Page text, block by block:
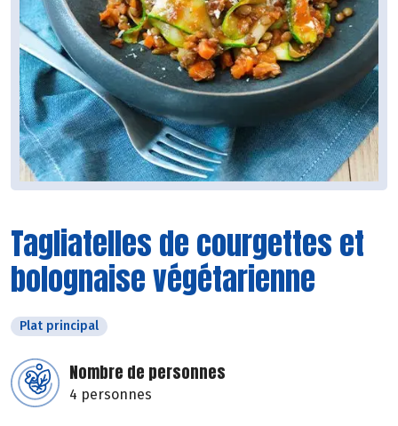
Tagliatelles de courgettes et
bolognaise végétarienne
Plat principal
Nombre de personnes
4 personnes